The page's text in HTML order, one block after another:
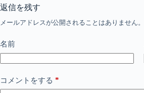
返信を残す
メールアドレスが公開されることはありません。
名前
コメントをする *